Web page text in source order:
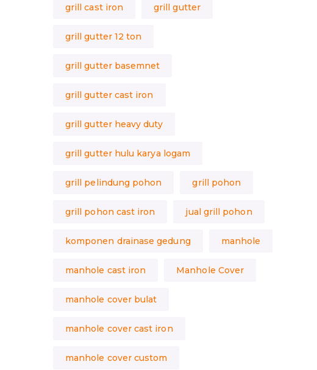
grill cast iron grill gutter
grill gutter 12 ton
grill gutter basemnet
grill gutter cast iron
grill gutter heavy duty
grill gutter hulu karya logam
grill pelindung pohon grill pohon
grill pohon cast iron jual grill pohon
komponen drainase gedung manhole
manhole cast iron Manhole Cover
manhole cover bulat
manhole cover cast iron
manhole cover custom